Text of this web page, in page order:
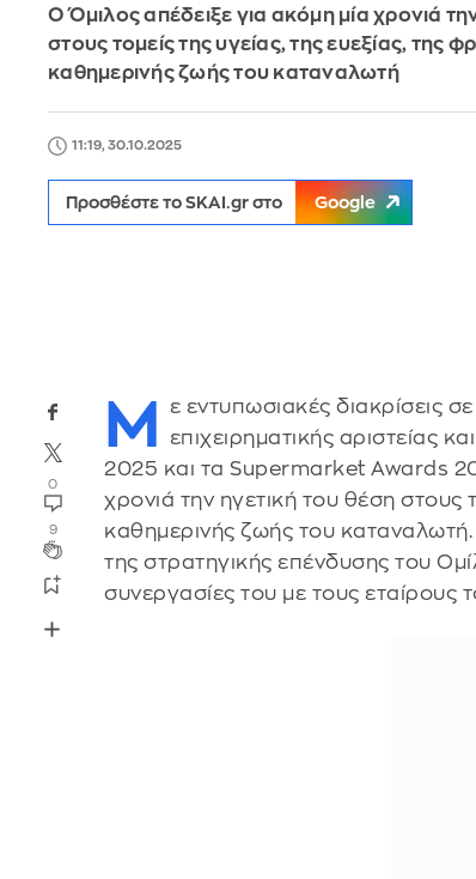
Ο Όμιλος απέδειξε για ακόμη μία χρονιά
στους τομείς της υγείας, της ευεξίας, της
καθημερινής ζωής του καταναλωτή
11:19, 30.10.2025
Προσθέστε το SKAI.gr στο Google
0
9
Μ
ε εντυπωσιακές διακρίσεις
επιχειρηματικής αριστείας
2025 και τα Supermarket Awards
χρονιά την ηγετική του θέση στους
καθημερινής ζωής του
της στρατηγικής επένδυσης του
συνεργασίες του με τους εταίρους